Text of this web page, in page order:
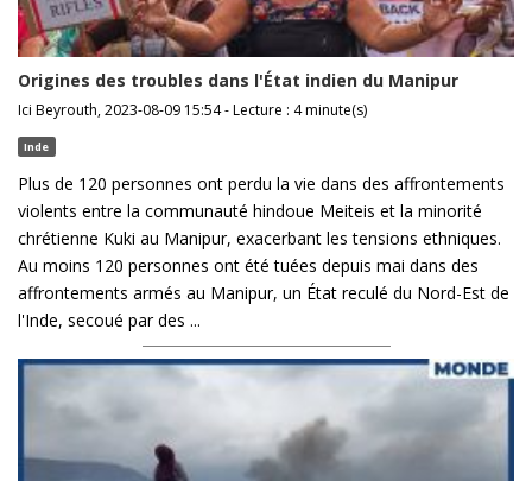
Origines des troubles dans l'État indien du Manipur
Ici Beyrouth, 2023-08-09 15:54 - Lecture : 4 minute(s)
Inde
Plus de 120 personnes ont perdu la vie dans des affrontements
violents entre la communauté hindoue Meiteis et la minorité
chrétienne Kuki au Manipur, exacerbant les tensions ethniques.
Au moins 120 personnes ont été tuées depuis mai dans des
affrontements armés au Manipur, un État reculé du Nord-Est de
l'Inde, secoué par des ...